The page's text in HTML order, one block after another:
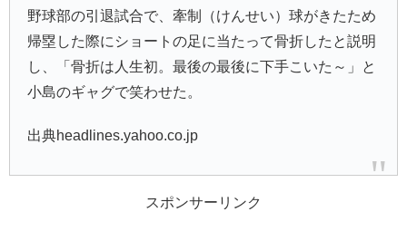
野球部の引退試合で、牽制（けんせい）球がきたため
帰塁した際にショートの足に当たって骨折したと説明
し、「骨折は人生初。最後の最後に下手こいた～」と
小島のギャグで笑わせた。
出典headlines.yahoo.co.jp
スポンサーリンク